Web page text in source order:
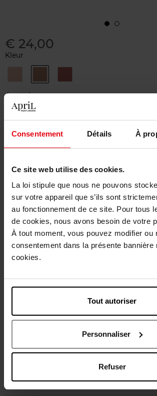
Consentement Détails À
Ce site web utilise des cookies.
La loi stipule que nous ne pouvons
sur votre appareil que s’ils sont
au fonctionnement de ce site. Pour tous
de cookies, nous avons besoin de votre
À tout moment, vous pouvez modifier ou
consentement dans la présente bannière
cookies.
Tout autoriser
Personnaliser
Refuser
€ 24,00
Kleur
Aantal
is.
Gratis levering bij aankoop van min.
Gratis retour in je winkelpunt
Gratis verpakking
Karakteristieken